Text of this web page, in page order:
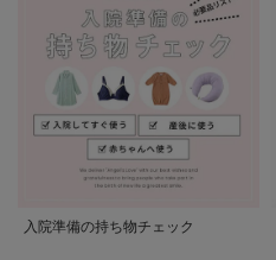
入院準備の持ち物チェック